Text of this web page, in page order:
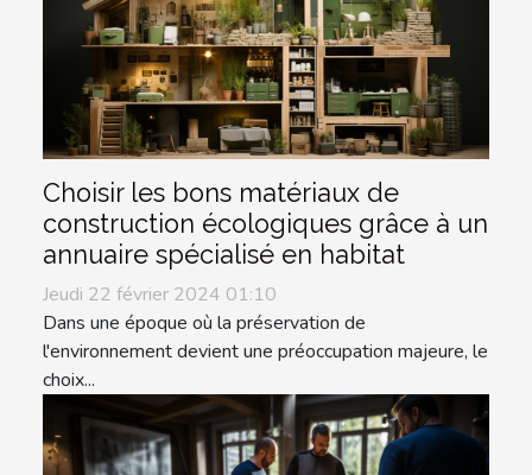
Choisir les bons matériaux de
construction écologiques grâce à un
annuaire spécialisé en habitat
Jeudi 22 février 2024 01:10
Dans une époque où la préservation de
l'environnement devient une préoccupation majeure, le
choix...